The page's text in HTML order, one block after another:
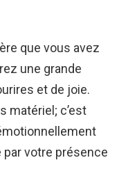
que vous avez
une grande
et de joie.
matériel; c’est
par votre présence